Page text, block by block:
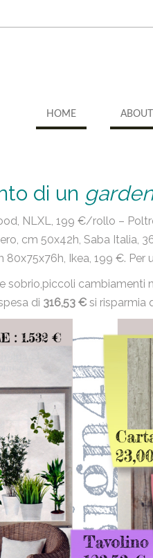
HOME ABOUT
di un
NLXL, 199 €/rollo –
cm 50x42h, Saba Italia,
80x75x76h, Ikea, 199 €. Per
sobrio,piccoli cambiamenti
di 316,53 €si risparmia